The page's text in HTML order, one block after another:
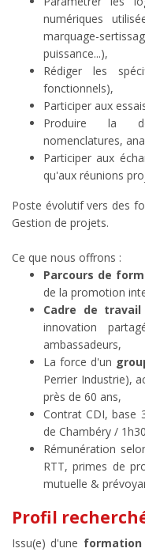
numériques
marquage-
puissance...),
Rédiger les
fonctionnels),
Participer aux
Produire la
nomenclatures,
Participer aux
qu'aux réunions
Poste évolutif vers des
Gestion de projets.
Ce que nous offrons :
Parcours de
de la promotion
Cadre de
innovation
ambassadeurs,
La force d'un
Perrier Industrie),
près de 60 ans,
Contrat CDI, base
de Chambéry /
Rémunération
RTT, primes de
mutuelle &
Profil
Issu(e) d'une formation